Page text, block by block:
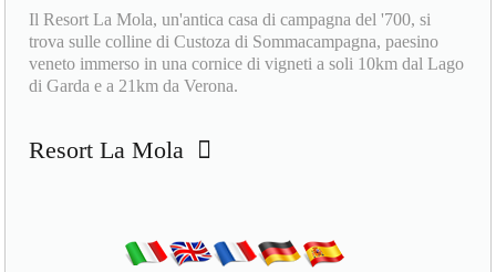
Il Resort La Mola, un'antica casa di campagna del '700, si
trova sulle colline di Custoza di Sommacampagna, paesino
veneto immerso in una cornice di vigneti a soli 10km dal Lago
di Garda e a 21km da Verona.
Resort La Mola